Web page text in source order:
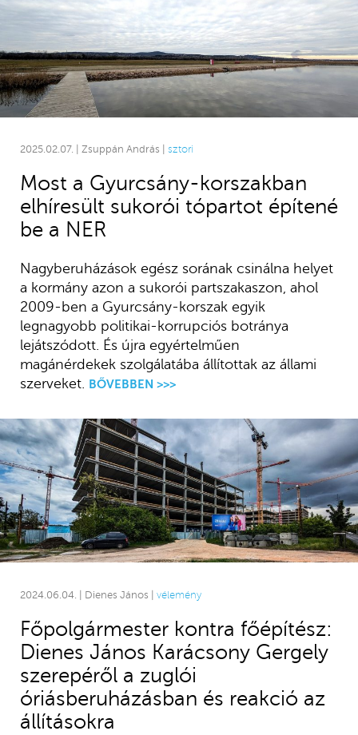
2025.02.07. | Zsuppán András | sztori
Most a Gyurcsány-korszakban
elhíresült sukorói tópartot építené
be a NER
Nagyberuházások egész sorának csinálna helyet
a kormány azon a sukorói partszakaszon, ahol
2009-ben a Gyurcsány-korszak egyik
legnagyobb politikai-korrupciós botránya
lejátszódott. És újra egyértelműen
magánérdekek szolgálatába állítottak az állami
szerveket. BŐVEBBEN >>>
2024.06.04. | Dienes János | vélemény
Főpolgármester kontra főépítész:
Dienes János Karácsony Gergely
szerepéről a zuglói
óriásberuházásban és reakció az
állításokra